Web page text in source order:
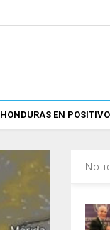
HONDURAS EN POSITIVO